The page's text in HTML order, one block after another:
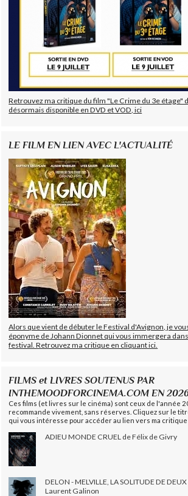
Retrouvez ma critique du film "Le Crime du 3e étage"
désormais disponible en DVD et VOD, ici
LE FILM EN LIEN AVEC L'ACTUALITÉ
Alors que vient de débuter le Festival d'Avignon, je
éponyme de Johann Dionnet qui vous immergera
festival. Retrouvez ma critique en cliquant ici.
FILMS et LIVRES SOUTENUS PAR
INTHEMOODFORCINEMA.COM EN
Ces films (et livres sur le cinéma) sont ceux de l'année
recommande vivement, sans réserves. Cliquez sur le
qui vous intéresse pour accéder au lien vers ma critique
ADIEU MONDE CRUEL de Félix de Givry
DELON - MELVILLE, LA SOLITUDE DE
Laurent Galinon